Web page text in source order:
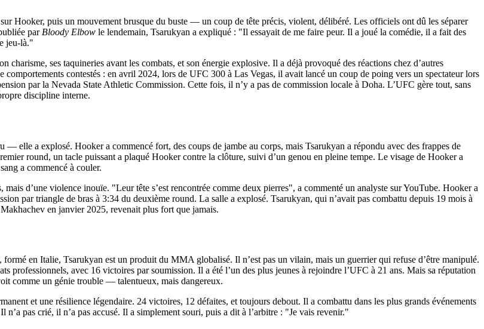
Hooker, puis un mouvement brusque du buste — un coup de tête précis, violent, délibéré. Les officiels ont dû les séparer
par Bloody Elbow le lendemain, Tsarukyan a expliqué : "Il essayait de me faire peur. Il a joué la comédie, il a fait des
jeu-là."
ses taquineries avant les combats, et son énergie explosive. Il a déjà provoqué des réactions chez d’autres
comportements contestés : en avril 2024, lors de UFC 300 à Las Vegas, il avait lancé un coup de poing vers un spectateur lors
par la Nevada State Athletic Commission. Cette fois, il n’y a pas de commission locale à Doha. L’UFC gère tout, sans
discipline interne.
— elle a explosé. Hooker a commencé fort, des coups de jambe au corps, mais Tsarukyan a répondu avec des frappes de
round, un tacle puissant a plaqué Hooker contre la clôture, suivi d’un genou en pleine tempe. Le visage de Hooker a
a commencé à couler.
d’une violence inouïe. "Leur tête s’est rencontrée comme deux pierres", a commenté un analyste sur YouTube. Hooker a
par triangle de bras à 3:34 du deuxième round. La salle a explosé. Tsarukyan, qui n’avait pas combattu depuis 19 mois à
en janvier 2025, revenait plus fort que jamais.
en Italie, Tsarukyan est un produit du MMA globalisé. Il n’est pas un vilain, mais un guerrier qui refuse d’être manipulé.
professionnels, avec 16 victoires par soumission. Il a été l’un des plus jeunes à rejoindre l’UFC à 21 ans. Mais sa réputation
comme un génie trouble — talentueux, mais dangereux.
et une résilience légendaire. 24 victoires, 12 défaites, et toujours debout. Il a combattu dans les plus grands événements
pas crié, il n’a pas accusé. Il a simplement souri, puis a dit à l’arbitre : "Je vais revenir."